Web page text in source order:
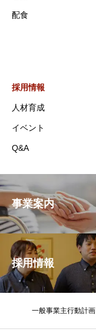
配食
採用情報
人材育成
イベント
Q&A
事業案内
採用情報
一般事業主行動計画